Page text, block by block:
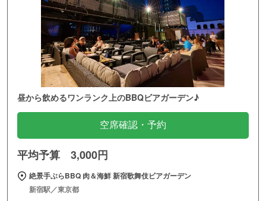
昼から飲めるワンランク上のBBQビアガーデン♪
空席確認・予約
平均予算 3,000円
絶景手ぶらBBQ 肉＆海鮮 新宿歌舞伎ビアガーデン
新宿駅／東京都